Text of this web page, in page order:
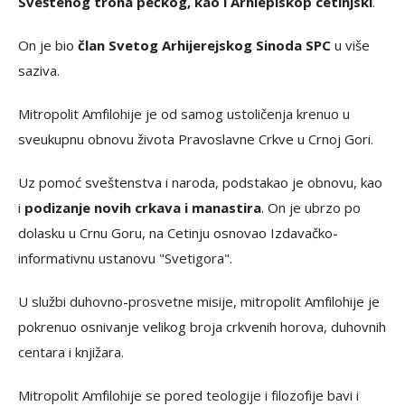
On je bio član Svetog Arhijerejskog Sinoda SPC u više
saziva.
Mitropolit Amfilohije je od samog ustoličenja krenuo u
sveukupnu obnovu života Pravoslavne Crkve u Crnoj Gori.
Uz pomoć sveštenstva i naroda, podstakao je obnovu, kao
i podizanje novih crkava i manastira. On je ubrzo po
dolasku u Crnu Goru, na Cetinju osnovao Izdavačko-
informativnu ustanovu "Svetigora".
U službi duhovno-prosvetne misije, mitropolit Amfilohije je
pokrenuo osnivanje velikog broja crkvenih horova, duhovnih
centara i knjižara.
Mitropolit Amfilohije se pored teologije i filozofije bavi i